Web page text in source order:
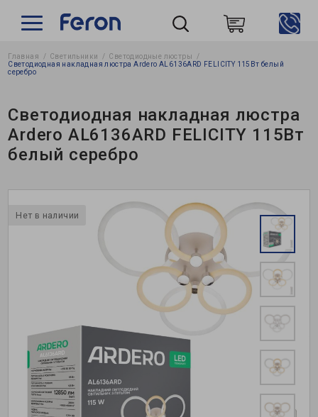
Пошук
Главная Светильники
Светодиодные люстры
Светодиодная накладная люстра Ardero AL6136ARD FELICITY 115Вт белый
серебро
Светодиодная накладная люстра
Ardero AL6136ARD FELICITY 115Вт
белый серебро
Нет в наличии